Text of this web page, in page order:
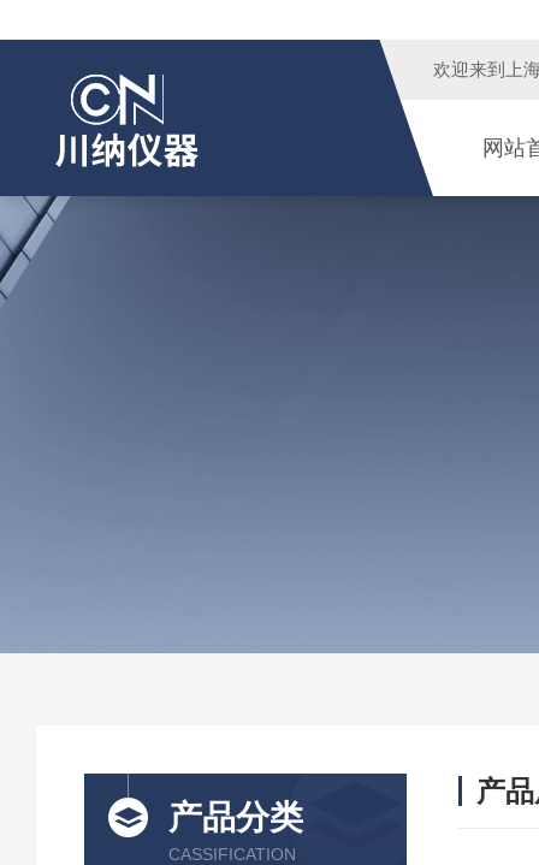
欢迎来到 上
网站
产品分类
CASSIFICATION
产